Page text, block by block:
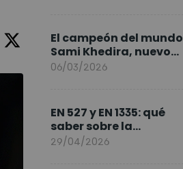
El campeón del mundo
Sami Khedira, nuevo
embajador de
06/03/2026
EN 527 y EN 1335: qué
saber sobre la
normativa de los
29/04/2026